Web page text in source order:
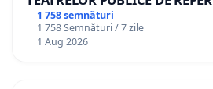
ROMÂNIA
1 758 semnături
1 758 Semnături / 7 zile
1 Aug 2026